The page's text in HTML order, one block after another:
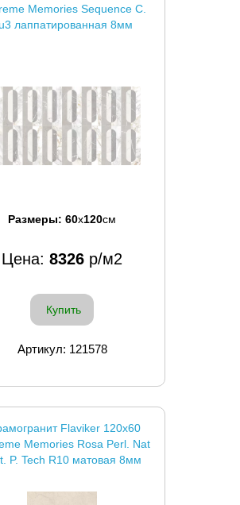
Memories Sequence C.
лаппатированная 8мм
Размеры: 60x120см
Цена: 8326 р/м2
Купить
Артикул: 121578
Flaviker 120x60
Memories Rosa Perl. Nat
P. Tech R10 матовая 8мм